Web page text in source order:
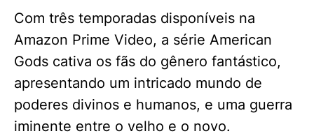
Com três temporadas disponíveis na
Amazon Prime Video, a série American
Gods cativa os fãs do gênero fantástico,
apresentando um intricado mundo de
poderes divinos e humanos, e uma guerra
iminente entre o velho e o novo.